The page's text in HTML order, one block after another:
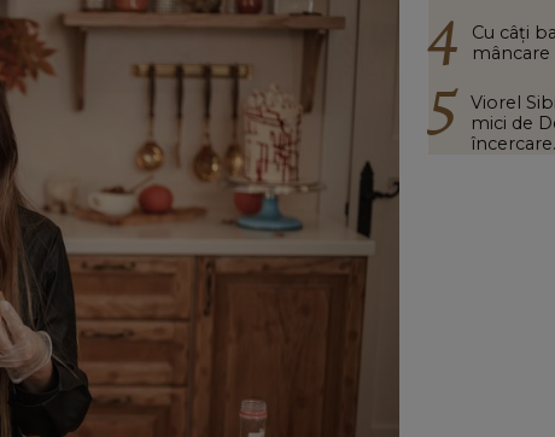
Cu câți
mâncare
Viorel
mici de